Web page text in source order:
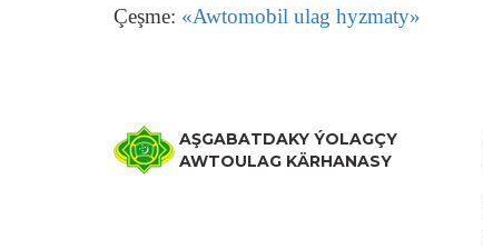
Çeşme: «Awtomobil ulag hyzmaty»
AŞGABATDAKY ÝOLAGÇY
AWTOULAG KÄRHANASY